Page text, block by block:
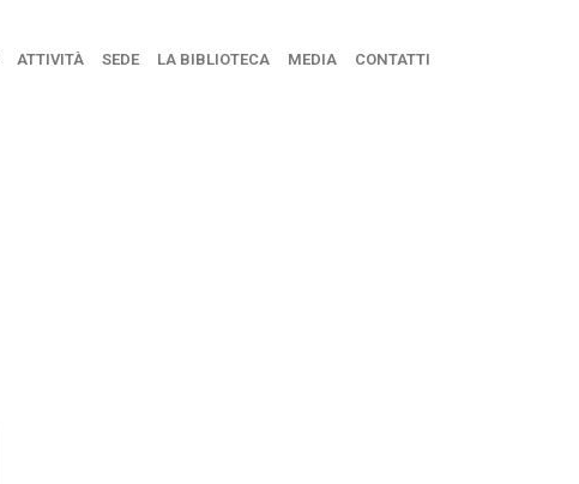
ATTIVITÀ SEDE LA BIBLIOTECA MEDIA CONTATTI